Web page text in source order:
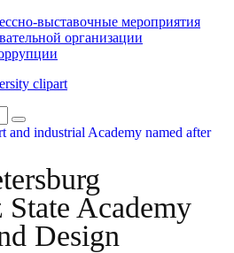
выставочные мероприятия
организации
Academy
Design